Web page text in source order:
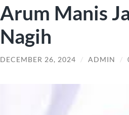
Arum Manis
Nagih
DECEMBER 26, 2024 / ADMIN /